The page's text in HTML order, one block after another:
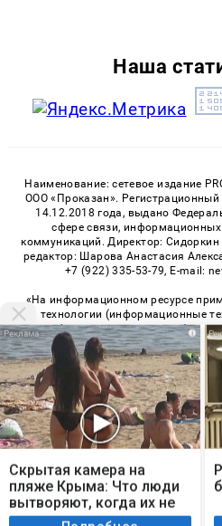
Наша
Наименование: сетевое издание
ООО «Проказан».
14.12.2018 года, выдано
сфере связи,
коммуникаций. Директор:
редактор: Шарова Анастасия
+7 (922) 335-53-79, E-mail:
«На информационном ресурсе
технологии (информационные
информации на основе сбора,
сведений, относящихся к
«Интернет», находящихся на
Федерации)». Правила
технологий в виджетах рекламно-
«Sparrow»
© 2026 «PROGorodChelny» |
Возрастная
Политика
Мы используем cookie. Во
вы соглашаетесь с тем,
ваши персональные
метрик Яндекс Метрика,
Я согласен
i
Скрытая камера на
пляже Крыма: Что люди
вытворяют, когда их не
видят...